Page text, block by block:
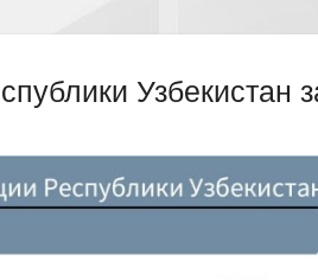
Узбекистан